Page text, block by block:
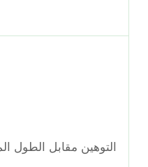
التوهين مقابل الطول